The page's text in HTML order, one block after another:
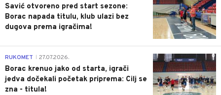
Savić otvoreno pred start sezone:
Borac napada titulu, klub ulazi bez
dugova prema igračima!
0
RUKOMET 27.07.2026.
Borac krenuo jako od starta, igrači
jedva dočekali početak priprema: Cilj se
zna - titula!